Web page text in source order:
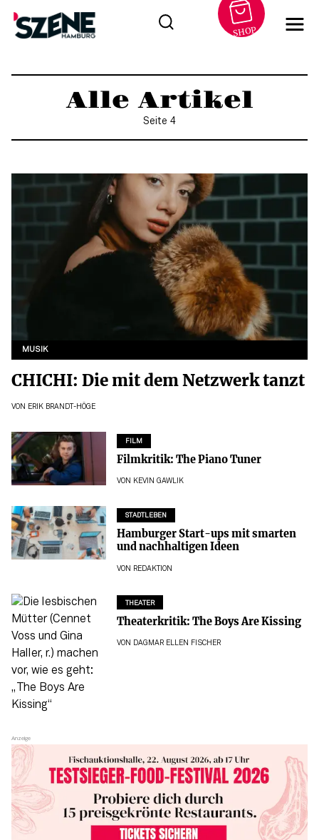
Inhalt
SHOP
Alle Artikel
Seite 4
MUSIK
CHICHI: Die mit dem Netzwerk tanzt
VON ERIK BRANDT-HÖGE
FILM
Filmkritik: The Piano Tuner
VON KEVIN GAWLIK
STADTLEBEN
Hamburger Start-ups mit smarten
und nachhaltigen Ideen
VON REDAKTION
THEATER
Theaterkritik: The Boys Are Kissing
VON DAGMAR ELLEN FISCHER